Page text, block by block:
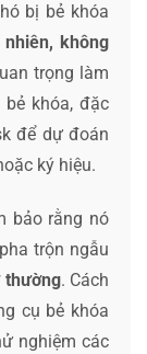
bị bẻ khóa
không
trọng làm
khóa, đặc
để dự đoán
ký hiệu.
bảo rằng nó
trộn ngẫu
thường. Cách
cụ bẻ khóa
nghiệm các